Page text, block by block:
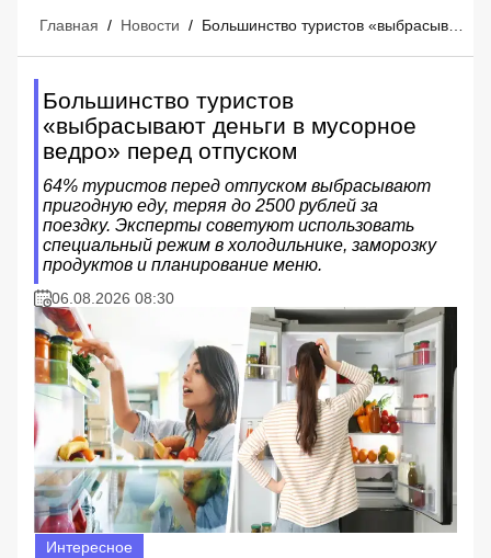
Главная / Новости /
Большинство туристов
«выбрасывают деньги в мусорное
ведро» перед отпуском
64% туристов перед отпуском выбрасывают
пригодную еду, теряя до 2500 рублей за
поездку. Эксперты советуют использовать
специальный режим в холодильнике, заморозку
продуктов и планирование меню.
06.08.2026 08:30
Интересное